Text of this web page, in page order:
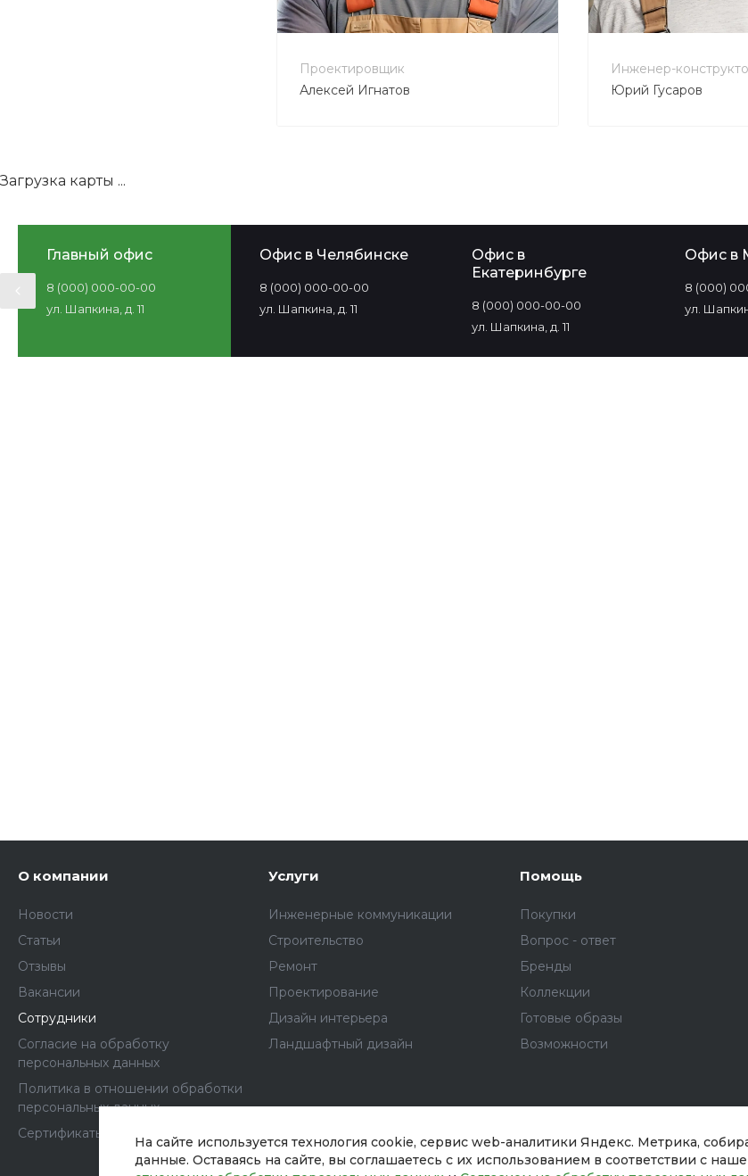
На сайте используется технология cookie, сервис web-аналитики Яндекс. Метрика,
данные. Оставаясь на сайте, вы соглашаетесь с их использованием в соответствии с
Проектировщик
Алексей Игнатов
no-reply@intecweb.ru
Инженер-
Юрий Гусаров
no-
Главный офис
8 (000) 000-00-00
ул. Шапкина, д. 11
Офис в Челябинске
8 (000) 000-00-00
ул. Шапкина, д. 11
Офис в
Екатеринбурге
8 (000) 000-00-00
ул. Шапкина, д. 11
Офис в
8 (000)
ул.
Загрузка карты ...
О компании
Новости
Статьи
Отзывы
Вакансии
Сотрудники
Согласие на обработку
персональных данных
Политика в отношении обработки
персональных данных
Сертификаты
Услуги
Инженерные коммуникации
Строительство
Ремонт
Проектирование
Дизайн интерьера
Ландшафтный дизайн
Помощь
Покупки
Вопрос - ответ
Бренды
Коллекции
Готовые образы
Возможности